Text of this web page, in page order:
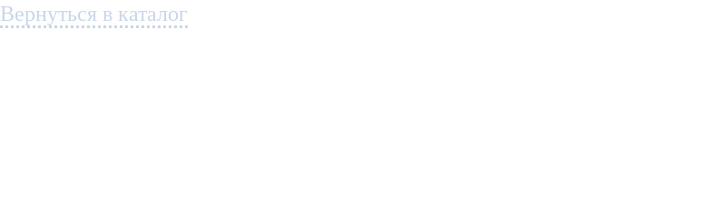
Вернуться в каталог